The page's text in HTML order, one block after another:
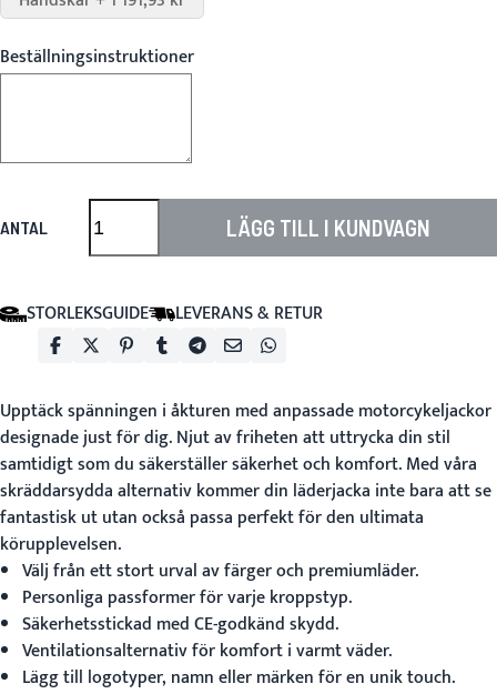
Beställningsinstruktioner
ANTAL LÄGG TILL I KUNDVAGN
STORLEKSGUIDE LEVERANS & RETUR
Upptäck spänningen i åkturen medanpassade motorcykeljackor
designade just för dig. Njut av friheten att uttrycka din stil
samtidigt som du säkerställer säkerhet och komfort. Med våra
skräddarsydda alternativ kommer din läderjacka inte bara att se
fantastisk ut utan också passa perfekt för den ultimata
körupplevelsen.
Välj från ett stort urval av färger och premiumläder.
Personliga passformer för varje kroppstyp.
Säkerhetsstickad med CE-godkänd skydd.
Ventilationsalternativ för komfort i varmt väder.
Lägg till logotyper, namn eller märken för en unik touch.